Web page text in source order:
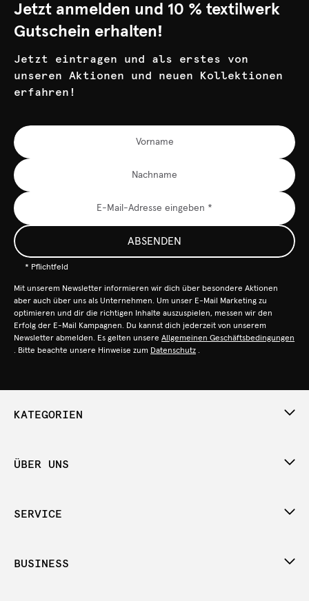
Jetzt anmelden und 10 % textilwerk
Gutschein erhalten!
Jetzt eintragen und als erstes von
unseren Aktionen und neuen Kollektionen
erfahren!
ABSENDEN
* Pflichtfeld
Mit unserem Newsletter informieren wir dich über besondere Aktionen
aber auch über uns als Unternehmen. Um unser E-Mail Marketing zu
optimieren und dir die richtigen Inhalte auszuspielen, messen wir den
Erfolg der E-Mail Kampagnen. Du kannst dich jederzeit von unserem
Newsletter abmelden. Es gelten unsere Allgemeinen Geschäftsbedingungen
. Bitte beachte unsere Hinweise zum Datenschutz .
KATEGORIEN
ÜBER UNS
SERVICE
BUSINESS